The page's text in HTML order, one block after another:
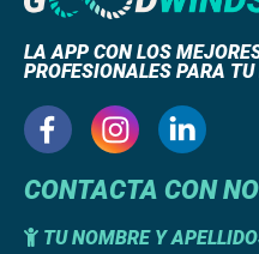
LA APP CON LOS
PROFESIONALES PARA
CONTACTA CON
TU NOMBRE Y